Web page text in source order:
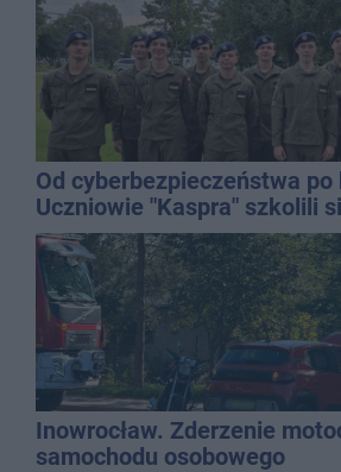
Od cyberbezpieczeństwa
Uczniowie "Kaspra" szkolili
Inowrocław. Zderzenie
samochodu osobowego